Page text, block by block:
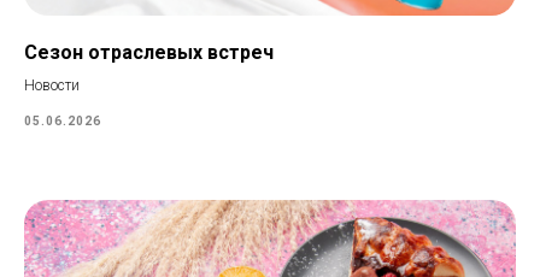
Сезон отраслевых встреч
Новости
05.06.2026